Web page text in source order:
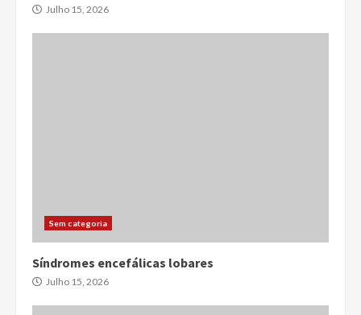
Julho 15, 2026
Sem categoria
Síndromes encefálicas lobares
Julho 15, 2026